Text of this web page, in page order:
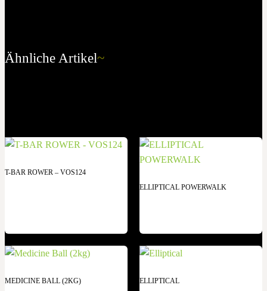
Ähnliche Artikel~
T-BAR ROWER – VOS124
ELLIPTICAL POWERWALK
MEDICINE BALL (2KG) ELLIPTICAL